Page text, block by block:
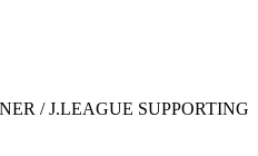
/ J.LEAGUE SUPPORTING